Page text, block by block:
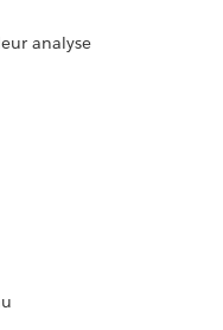
analyse